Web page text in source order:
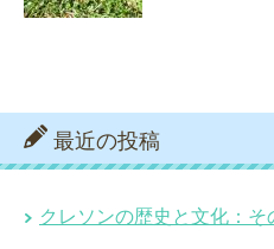
最近の投稿
クレソンの歴史と文化：